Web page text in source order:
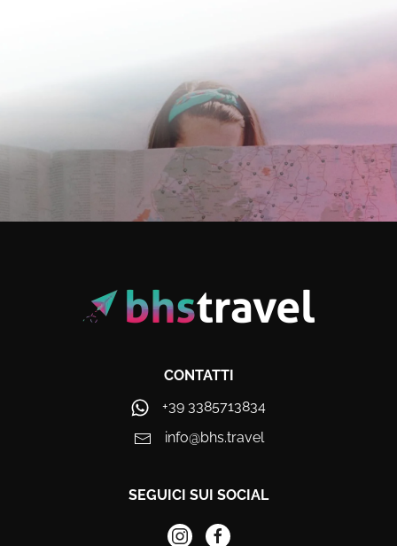
CONTATTI
+39 3385713834
info@bhs.travel
SEGUICI SUI SOCIAL